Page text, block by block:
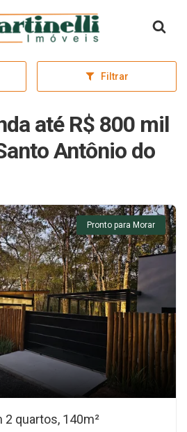
inicial
Filtrar
até R$ 800 mil
Antônio do
Pronto para Morar
2 quartos, 140m²